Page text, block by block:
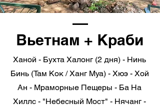
Вьетнам + Краби
Ханой - Бухта Халонг (2 дня) - Нинь
Бинь (Там Кок / Ханг Муа) - Хюэ - Хой
Ан - Мраморные Пещеры - Ба На
Хиллс - "Небесный Мост" - Нячанг -